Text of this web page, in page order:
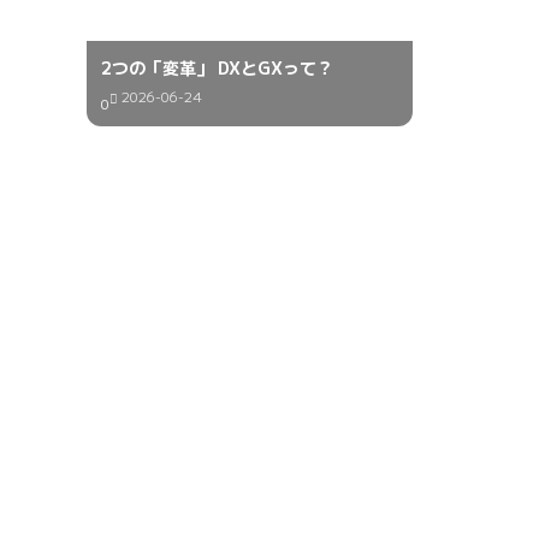
2つの「変革」 DXとGXって？
0 2026-06-24